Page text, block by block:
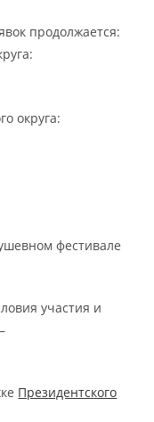
продолжается:
округа:
фестивале
участия и
Президентского